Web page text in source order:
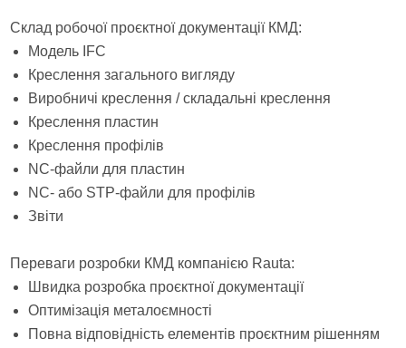
Склад робочої проєктної документації КМД:
Модель IFC
Креслення загального вигляду
Виробничі креслення / складальні креслення
Креслення пластин
Креслення профілів
NC-файли для пластин
NC- або STP-файли для профілів
Звіти
Переваги розробки КМД компанією Rauta:
Швидка розробка проєктної документації
Оптимізація металоємності
Повна відповідність елементів проєктним рішенням